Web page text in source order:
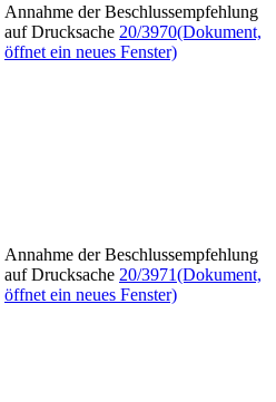
Annahme der Beschlussempfehlung
auf Drucksache 20/3970(Dokument,
öffnet ein neues Fenster)
Annahme der Beschlussempfehlung
auf Drucksache 20/3971(Dokument,
öffnet ein neues Fenster)